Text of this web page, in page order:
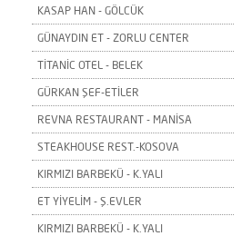
KASAP HAN - GÖLCÜK
GÜNAYDIN ET - ZORLU CENTER
TİTANİC OTEL - BELEK
GÜRKAN ŞEF-ETİLER
REVNA RESTAURANT - MANİSA
STEAKHOUSE REST.-KOSOVA
KIRMIZI BARBEKÜ - K.YALI
ET YİYELİM - Ş.EVLER
KIRMIZI BARBEKÜ - K.YALI